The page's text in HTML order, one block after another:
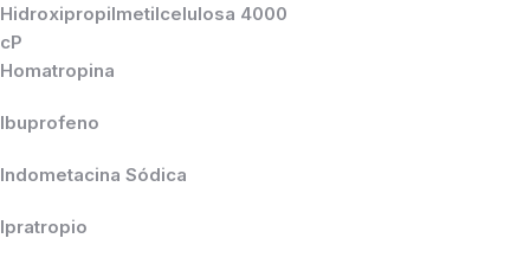
Hidroxipropilmetilcelulosa 4000
cP
Homatropina
Ibuprofeno
Indometacina Sódica
Ipratropio